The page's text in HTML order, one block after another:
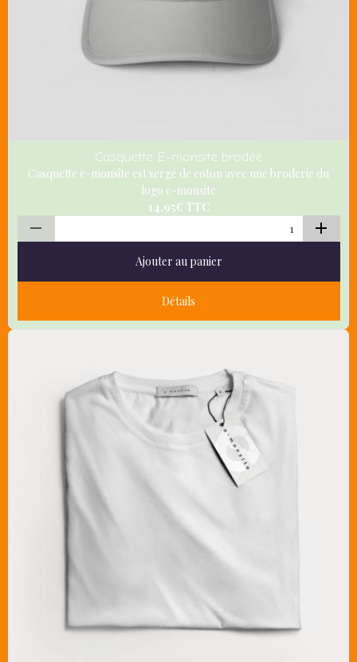
Casquette E-monsite brodée
Casquette e-monsite est sergé de coton avec une broderie du
logo e-monsite
14,95€ TTC
Ajouter au panier
Détails